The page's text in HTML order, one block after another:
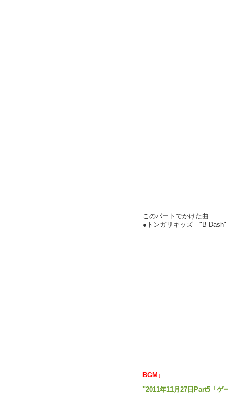
このパートでかけた曲
●トンガリキッズ "B-
BGM↓
"2011年11月27日Part5「ゲ